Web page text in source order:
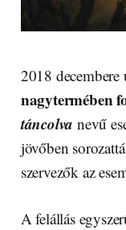
2018 decembere
nagytermében
táncolva nevű
jövőben
szervezők az
A felállás